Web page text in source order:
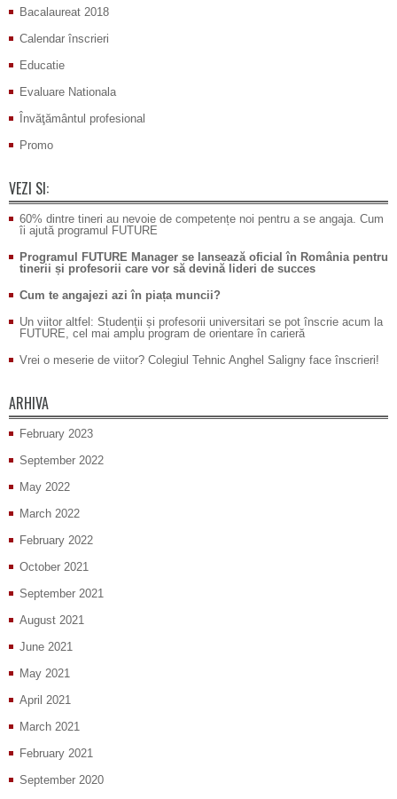
Bacalaureat 2018
Calendar înscrieri
Educatie
Evaluare Nationala
Învăţământul profesional
Promo
VEZI SI:
60% dintre tineri au nevoie de competențe noi pentru a se angaja. Cum
îi ajută programul FUTURE
Programul FUTURE Manager se lansează oficial în România pentru
tinerii și profesorii care vor să devină lideri de succes
Cum te angajezi azi în piața muncii?
Un viitor altfel: Studenții și profesorii universitari se pot înscrie acum la
FUTURE, cel mai amplu program de orientare în carieră
Vrei o meserie de viitor? Colegiul Tehnic Anghel Saligny face înscrieri!
ARHIVA
February 2023
September 2022
May 2022
March 2022
February 2022
October 2021
September 2021
August 2021
June 2021
May 2021
April 2021
March 2021
February 2021
September 2020